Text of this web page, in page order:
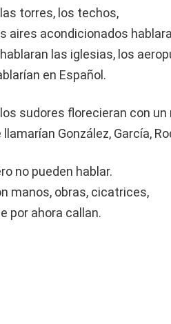
torres, los techos,
aires acondicionados
las iglesias, los
en Español.
sudores florecieran con un
llamarían González, García,
no pueden hablar.
manos, obras, cicatrices,
por ahora callan.